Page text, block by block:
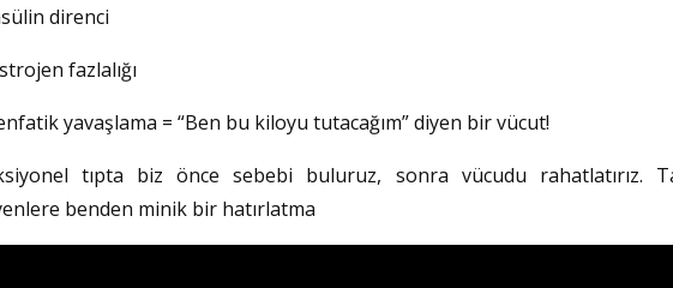
direnci
fazlalığı
yavaşlama = “Ben bu kiloyu tutacağım” diyen bir vücut!
tıpta biz önce sebebi buluruz, sonra vücudu rahatlatırız.
benden minik bir hatırlatma